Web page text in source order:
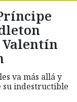
Valentín
va más allá y
su indestructible